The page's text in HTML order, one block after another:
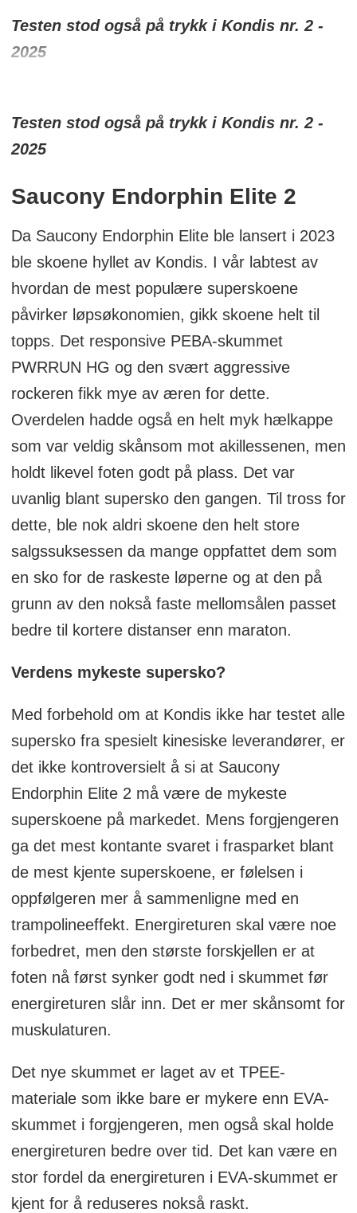
Testen stod også på trykk i Kondis nr. 2 -
2025
Testen stod også på trykk i Kondis nr. 2 -
2025
Saucony Endorphin Elite 2
Da Saucony Endorphin Elite ble lansert i 2023
ble skoene hyllet av Kondis. I vår labtest av
hvordan de mest populære superskoene
påvirker løpsøkonomien, gikk skoene helt til
topps. Det responsive PEBA-skummet
PWRRUN HG og den svært aggressive
rockeren fikk mye av æren for dette.
Overdelen hadde også en helt myk hælkappe
som var veldig skånsom mot akillessenen, men
holdt likevel foten godt på plass. Det var
uvanlig blant supersko den gangen. Til tross for
dette, ble nok aldri skoene den helt store
salgssuksessen da mange oppfattet dem som
en sko for de raskeste løperne og at den på
grunn av den nokså faste mellomsålen passet
bedre til kortere distanser enn maraton.
Verdens mykeste supersko?
Med forbehold om at Kondis ikke har testet alle
supersko fra spesielt kinesiske leverandører, er
det ikke kontroversielt å si at Saucony
Endorphin Elite 2 må være de mykeste
superskoene på markedet. Mens forgjengeren
ga det mest kontante svaret i frasparket blant
de mest kjente superskoene, er følelsen i
oppfølgeren mer å sammenligne med en
trampolineeffekt. Energireturen skal være noe
forbedret, men den største forskjellen er at
foten nå først synker godt ned i skummet før
energireturen slår inn. Det er mer skånsomt for
muskulaturen.
Det nye skummet er laget av et TPEE-
materiale som ikke bare er mykere enn EVA-
skummet i forgjengeren, men også skal holde
energireturen bedre over tid. Det kan være en
stor fordel da energireturen i EVA-skummet er
kjent for å reduseres nokså raskt.